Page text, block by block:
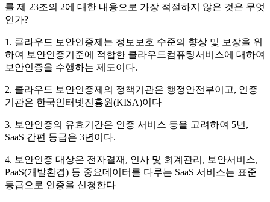
률 제 23조의 2에 대한 내용으로 가장 적절하지 않은 것은 무엇
인가?
1. 클라우드 보안인증제는 정보보호 수준의 향상 및 보장을 위
하여 보안인증기준에 적합한 클라우드컴퓨팅서비스에 대하여
보안인증을 수행하는 제도이다.
2. 클라우드 보안인증제의 정책기관은 행정안전부이고, 인증
기관은 한국인터넷진흥원(KISA)이다
3. 보안인증의 유효기간은 인증 서비스 등을 고려하여 5년,
SaaS 간편 등급은 3년이다.
4. 보안인증 대상은 전자결재, 인사 및 회계관리, 보안서비스,
PaaS(개발환경) 등 중요데이터를 다루는 SaaS 서비스는 표준
등급으로 인증을 신청한다